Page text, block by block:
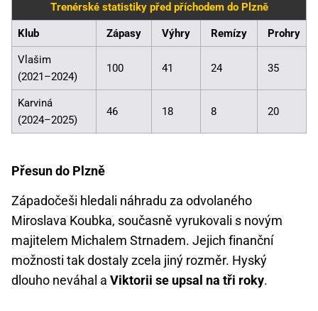
Trenérské statistiky před příchodem do Plzně
Klub Zápasy Výhry Remízy Prohry
Vlašim
(2021–2024)
100 41 24 35
Karviná
(2024–2025)
46 18 8 20
Přesun do Plzně
Západočeši hledali náhradu za odvolaného
Miroslava Koubka, současně vyrukovali s novým
majitelem Michalem Strnadem. Jejich finanční
možnosti tak dostaly zcela jiný rozměr. Hyský
dlouho neváhal a Viktorii se upsal na tři roky.